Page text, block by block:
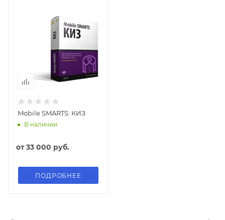
Mobile SMARTS: КИЗ
В наличии
от33 000 руб.
ПОДРОБНЕЕ